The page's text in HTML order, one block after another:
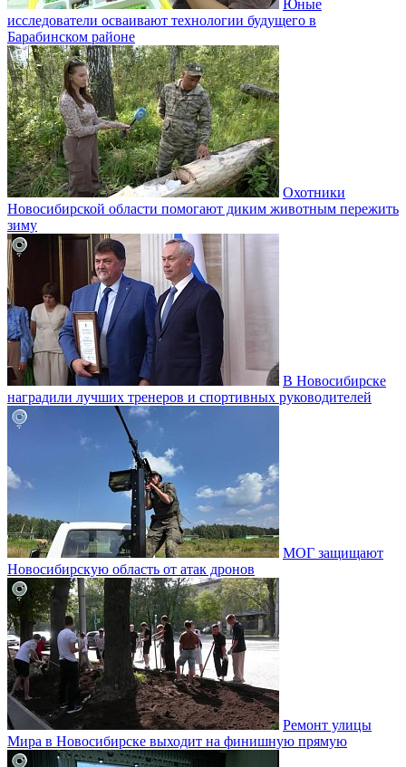
Юные
исследователи осваивают технологии будущего в
Барабинском районе
Охотники
Новосибирской области помогают диким животным пережить
зиму
В Новосибирске
наградили лучших тренеров и спортивных руководителей
МОГ защищают
Новосибирскую область от атак дронов
Ремонт улицы
Мира в Новосибирске выходит на финишную прямую